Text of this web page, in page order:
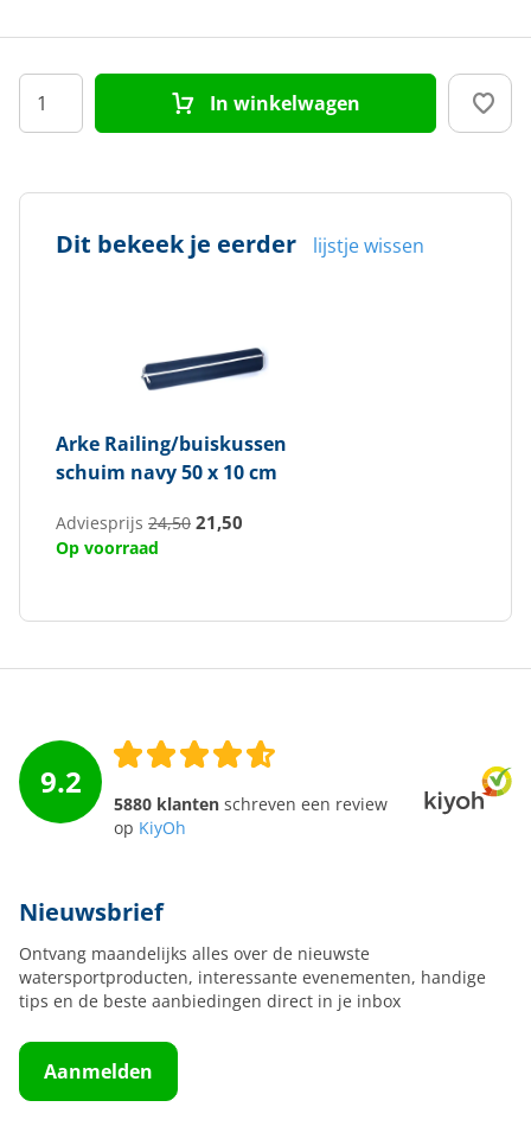
In winkelwagen
Dit bekeek je eerder lijstje wissen
Arke Railing/buiskussen
schuim navy 50 x 10 cm
Adviesprijs 24,50 21,50
Op voorraad
9.2
5880 klanten schreven een review
op KiyOh
Nieuwsbrief
Ontvang maandelijks alles over de nieuwste
watersportproducten, interessante evenementen, handige
tips en de beste aanbiedingen direct in je inbox
Aanmelden